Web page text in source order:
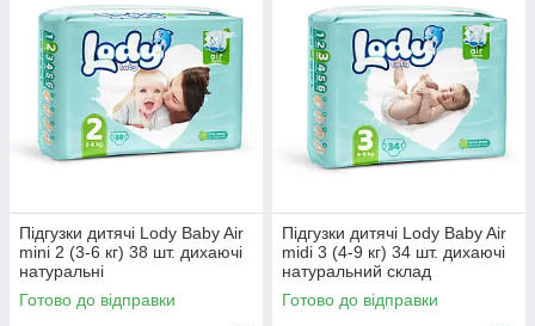
Підгузки дитячі Lody Baby Air
mini 2 (3-6 кг) 38 шт. дихаючі
натуральні
Готово до відправки
Підгузки дитячі Lody Baby Air
midi 3 (4-9 кг) 34 шт. дихаючі
натуральний склад
Готово до відправки